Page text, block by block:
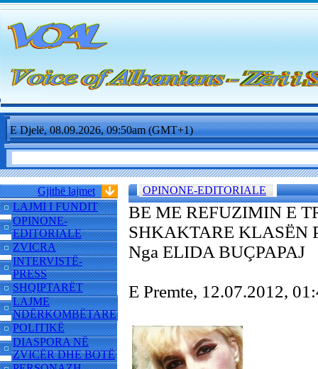
E Djelë, 08.09.2026, 09:50am (GMT+1)
Gjithë lajmet
LAJMI I FUNDIT
OPINONE-
EDITORIALE
ZVICRA
INTERVISTË-
PRESS
SHQIPTARËT
LAJME
NDËRKOMBËTARE
POLITIKË
DIASPORA NË
ZVICËR DHE BOTË
OPINONE-EDITORIALE
BE ME REFUZIMIN E
SHKAKTARE KLASËN
Nga ELIDA BUÇPAPAJ
E Premte, 12.07.2012,